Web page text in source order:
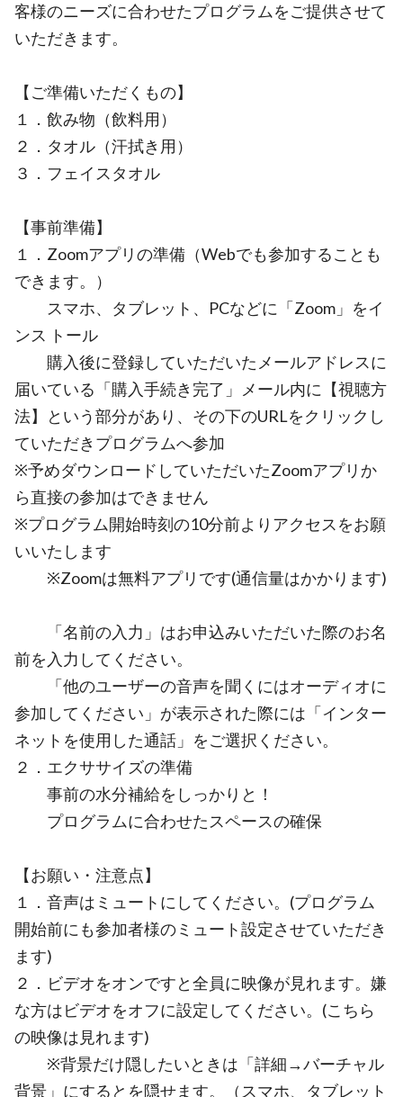
客様のニーズに合わせたプログラムをご提供させて
いただきます。
【ご準備いただくもの】
１．飲み物（飲料用）
２．タオル（汗拭き用）
３．フェイスタオル
【事前準備】
１．Zoomアプリの準備（Webでも参加することも
できます。）
スマホ、タブレット、PCなどに「Zoom」をイ
ンス トール
購入後に登録していただいたメールアドレスに
届いている「購入手続き完了」メール内に【視聴方
法】という部分があり、その下のURLをクリックし
ていただきプログラムへ参加
※予めダウンロードしていただいたZoomアプリか
ら直接の参加はできません
※プログラム開始時刻の10分前よりアクセスをお願
いいたします
※Zoomは無料アプリです(通信量はかかります)
「名前の入力」はお申込みいただいた際のお名
前を入力してください。
「他のユーザーの音声を聞くにはオーディオに
参加してください」が表示された際には「インター
ネットを使用した通話」をご選択ください。
２．エクササイズの準備
事前の水分補給をしっかりと！
プログラムに合わせたスペースの確保
【お願い・注意点】
１．音声はミュートにしてください。(プログラム
開始前にも参加者様のミュート設定させていただき
ます)
２．ビデオをオンですと全員に映像が見れます。嫌
な方はビデオをオフに設定してください。(こちら
の映像は見れます)
※背景だけ隠したいときは「詳細→バーチャル
背景」にするとを隠せます。（スマホ、タブレット